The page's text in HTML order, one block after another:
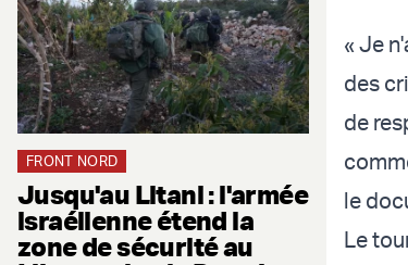
FRONT NORD
Jusqu'au Litani : l'armée
israélienne étend la
zone de sécurité au
« Je
des
de
le
Le